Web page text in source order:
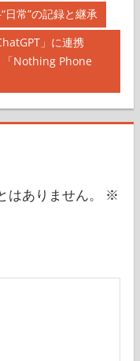
日常”の記録と継承
」に連携
「Nothing Phone
ありません。
※